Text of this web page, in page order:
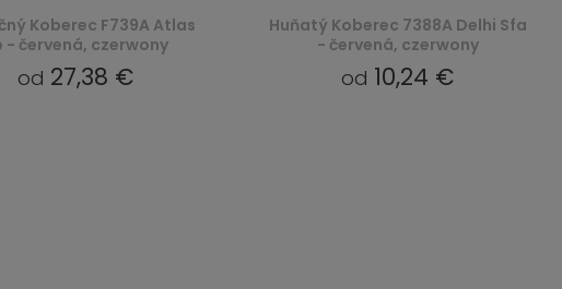
Koberec F739A Atlas
- červená, czerwony
od 27,38 €
Huňatý Koberec 7388A Delhi Sfa
- červená, czerwony
od 10,24 €